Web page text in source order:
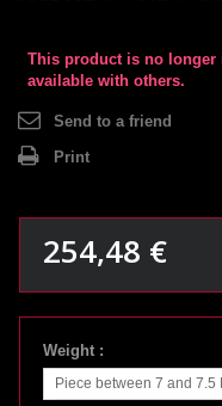
This product is no
available with others.
Send to a friend
Print
254,48 €
Weight :
Piece between 7 and 7.5